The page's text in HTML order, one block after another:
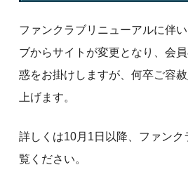
ファンクラブリニューアルに伴
ブからサイトが変更となり、会
惑をお掛けしますが、何卒ご容
上げます。
詳しくは10月1日以降、ファンク
覧ください。